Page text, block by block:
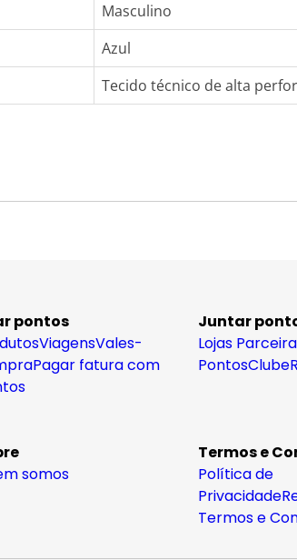
Masculino
Azul
Tecido técnico de alta
pontos
ViagensVales-
Pagar fatura com
Juntar
Lojas
PontosClube
somos
Termos e
Política de
Privacidade
Termos e